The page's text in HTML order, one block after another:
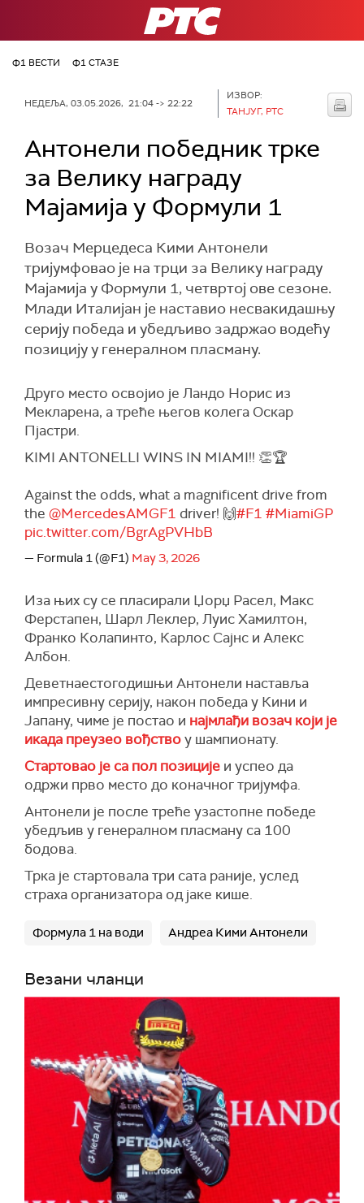
РТС
Ф1 ВЕСТИ Ф1 СТАЗЕ
НЕДЕЉА, 03.05.2026, 21:04 -> 22:22
ИЗВОР:
ТАНЈУГ, РТС
Антонели победник трке
за Велику награду
Мајамија у Формули 1
Возач Мерцедеса Кими Антонели
тријумфовао је на трци за Велику награду
Мајамија у Формули 1, четвртој ове сезоне.
Млади Италијан је наставио несвакидашњу
серију победа и убедљиво задржао водећу
позицију у генералном пласману.
Друго место освојио је Ландо Норис из
Мекларена, а треће његов колега Оскар
Пјастри.
KIMI ANTONELLI WINS IN MIAMI!! 👏🏆
Against the odds, what a magnificent drive from
the @MercedesAMGF1 driver! 🙌#F1 #MiamiGP
pic.twitter.com/BgrAgPVHbB
— Formula 1 (@F1) May 3, 2026
Иза њих су се пласирали Џорџ Расел, Макс
Ферстапен, Шарл Леклер, Луис Хамилтон,
Франко Колапинто, Карлос Сајнс и Алекс
Албон.
Деветнаестогодишњи Антонели наставља
импресивну серију, након победа у Кини и
Јапану, чиме је постао и најмлађи возач који је
икада преузео вођствоу шампионату.
Стартовао је са пол позиције и успео да
одржи прво место до коначног тријумфа.
Антонели је после треће узастопне победе
убедљив у генералном пласману са 100
бодова.
Трка је стартовала три сата раније, услед
страха организатора од јаке кише.
Формула 1 на води Андреа Кими Антонели
Везани чланци